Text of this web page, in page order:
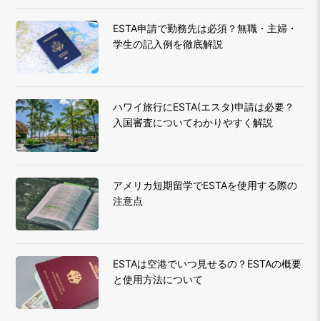
ESTA申請で勤務先は必須？無職・主婦・
学生の記入例を徹底解説
ハワイ旅行にESTA(エスタ)申請は必要？
入国審査についてわかりやすく解説
アメリカ短期留学でESTAを使用する際の
注意点
ESTAは空港でいつ見せるの？ESTAの概要
と使用方法について